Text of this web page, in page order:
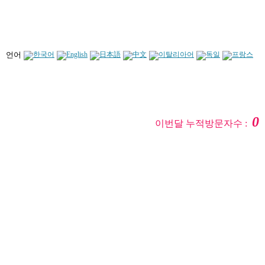
언어
이번달 누적방문자수 :0